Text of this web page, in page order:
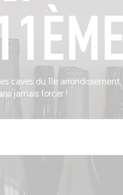
caves du 11e
jamais forcer !